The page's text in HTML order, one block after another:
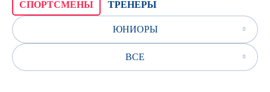
СПОРТСМЕНЫ ТРЕНЕРЫ
ЮНИОРЫ
ВСЕ